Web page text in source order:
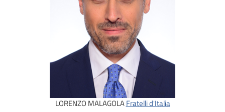
LORENZO MALAGOLAFratelli d'Italia